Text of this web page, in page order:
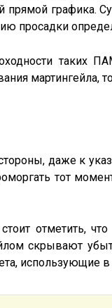
прямой графика.
просадки
таких
мартингейла,
даже к
тот
стоит отметить,
скрывают
использующие в